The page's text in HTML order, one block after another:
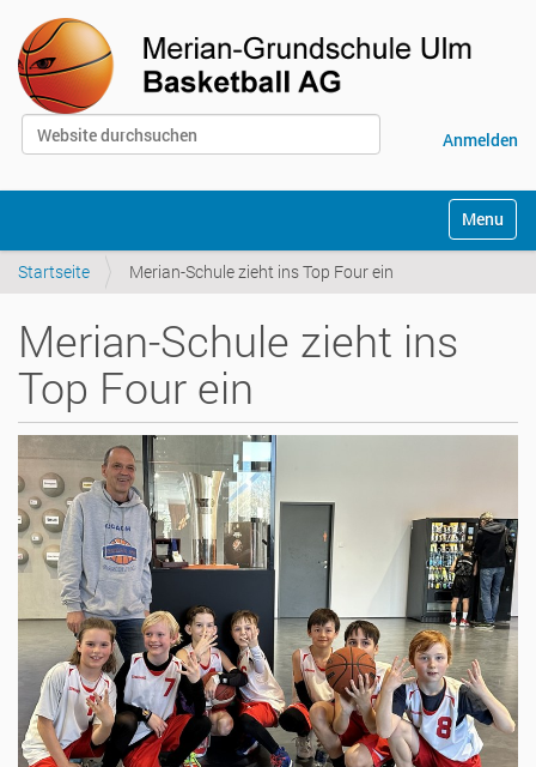
Website durchsuchen
Anmelden
k
Toggle
Startseite Merian-Schule zieht ins Top Four ein
Merian-Schule zieht ins
Top Four ein